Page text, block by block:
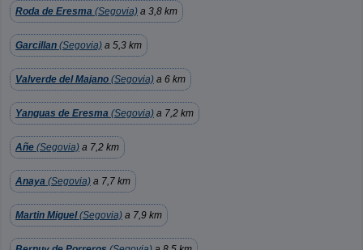
Roda de Eresma (Segovia) a 3,8 km
Garcillan (Segovia) a 5,3 km
Valverde del Majano (Segovia) a 6 km
Yanguas de Eresma (Segovia) a 7,2 km
Añe (Segovia) a 7,2 km
Anaya (Segovia) a 7,7 km
Martin Miguel(Segovia) a 7,9 km